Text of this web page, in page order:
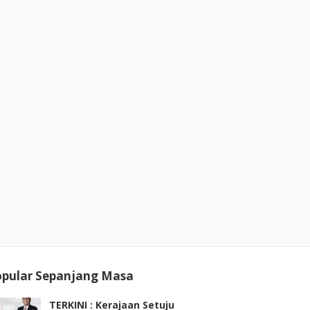
Sepanjang Masa
TERKINI : Kerajaan Setuju